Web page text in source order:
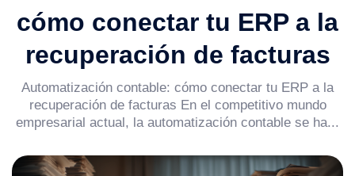
cómo conectar tu ERP a la
recuperación de facturas
Automatización contable: cómo conectar tu ERP a la
recuperación de facturas En el competitivo mundo
empresarial actual, la automatización contable se ha...